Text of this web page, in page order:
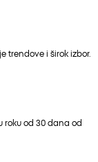
trendove i širok izbor.
roku od 30 dana od